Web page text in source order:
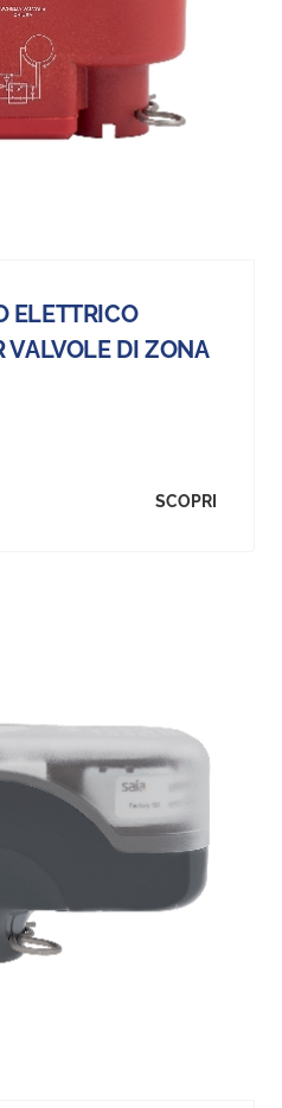
ELETTRICO
DI ZONA
SCOPRI